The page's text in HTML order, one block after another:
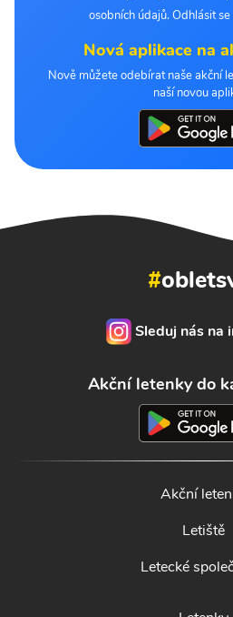
osobních údajů. Odhlásit
Nová aplikace na
Nově můžete odebírat naše akční
naší novou
#
Sleduj nás na
Akční letenky do
Akční
Letiště
Letecké